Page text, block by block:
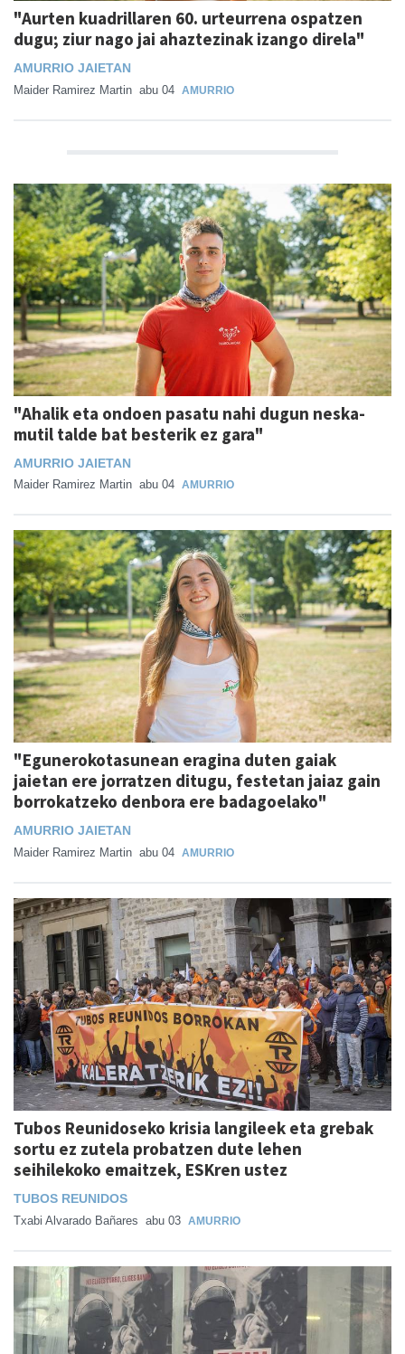
"Aurten kuadrillaren 60. urteurrena ospatzen
dugu; ziur nago jai ahaztezinak izango direla"
AMURRIO JAIETAN
Maider Ramirez Martin abu 04 AMURRIO
"Ahalik eta ondoen pasatu nahi dugun neska-
mutil talde bat besterik ez gara"
AMURRIO JAIETAN
Maider Ramirez Martin abu 04 AMURRIO
"Egunerokotasunean eragina duten gaiak
jaietan ere jorratzen ditugu, festetan jaiaz gain
borrokatzeko denbora ere badagoelako"
AMURRIO JAIETAN
Maider Ramirez Martin abu 04 AMURRIO
Tubos Reunidoseko krisia langileek eta grebak
sortu ez zutela probatzen dute lehen
seihilekoko emaitzek, ESKren ustez
TUBOS REUNIDOS
Txabi Alvarado Bañares abu 03 AMURRIO